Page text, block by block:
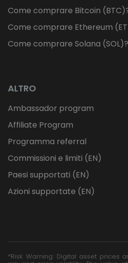
Come comprare Bitcoin
Come comprare Ethereum
Come comprare Solana (SOL)?
ALTRO
Ambassador program
Affiliate Program
Programma referral
Commissioni e limiti (EN)
Paesi supportati (EN)
Azioni supportate (EN)
*Risk Warning: Digital asset prices